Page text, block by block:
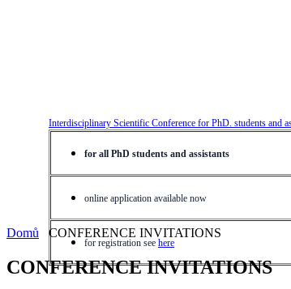
Interdisciplinary Scientific Conference for PhD. students and
for all PhD students and assistants
online application available now
for registration see here
Domů CONFERENCE INVITATIONS
CONFERENCE INVITATIONS